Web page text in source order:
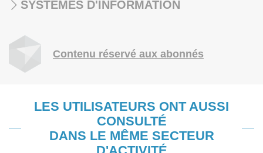
SYSTÈMES D'INFORMATION
Contenu réservé aux abonnés
LES UTILISATEURS ONT AUSSI
CONSULTÉ
DANS LE MÊME SECTEUR